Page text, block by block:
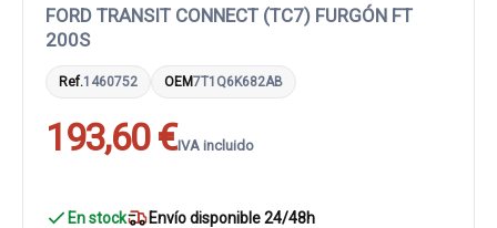
FORD TRANSIT CONNECT (TC7) FURGÓN FT
200S
Ref.1460752 OEM7T1Q6K682AB
193,60 €IVA incluido
En stock Envío disponible 24/48h